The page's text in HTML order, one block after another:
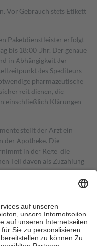
Vor Gebrauch stets Etikett
Paketdienstleister erfolgt
bis 18:00 Uhr. Der genaue
in Abhängigkeit der
des Spediteurs
pharmazeutische
dienen, die
einschließlich Klärungen
stellt der Arzt ein
der Apotheke. Die
in der Regel die
Teil davon als Zuzahlung
in Höhe von zehn
mehr als die tatsächlichen
für Online-Apotheken.
beträgt die
zehn Euro je